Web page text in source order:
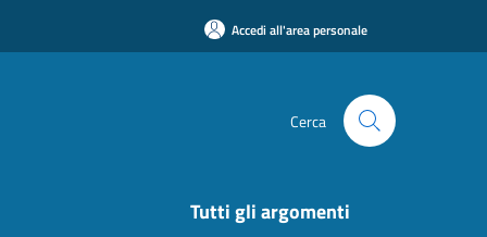
Accedi all'area personale
Cerca
Tutti gli argomenti